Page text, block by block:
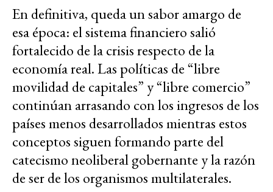
En definitiva, queda un sabor amargo de
esa época: el sistema financiero salió
fortalecido de la crisis respecto de la
economía real. Las políticas de “libre
movilidad de capitales” y “libre comercio”
continúan arrasando con los ingresos de los
países menos desarrollados mientras estos
conceptos siguen formando parte del
catecismo neoliberal gobernante y la razón
de ser de los organismos multilaterales.